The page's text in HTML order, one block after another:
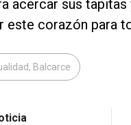
acercar sus tapitas
corazón para
Balcarce